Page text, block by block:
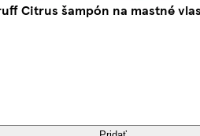
Citrus šampón na mastné